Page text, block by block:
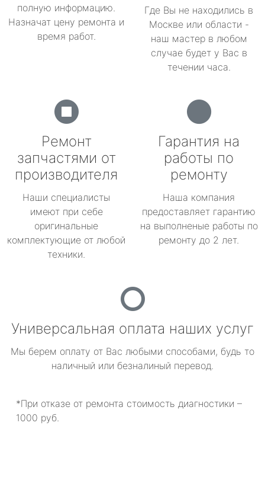
полную информацию.
Назначат цену ремонта и
время работ.
Где Вы не находились в
Москве или области -
наш мастер в любом
случае будет у Вас в
течении часа.
Ремонт
запчастями от
производителя
Наши специалисты
имеют при себе
оригинальные
комплектующие от любой
техники.
Гарантия на
работы по
ремонту
Наша компания
предоставляет гарантию
на выполненые работы по
ремонту до 2 лет.
Универсальная оплата наших услуг
Мы берем оплату от Вас любыми способами, будь то
наличный или безналиный перевод.
*При отказе от ремонта стоимость диагностики –
1000 руб.